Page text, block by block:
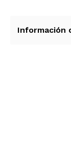
Información